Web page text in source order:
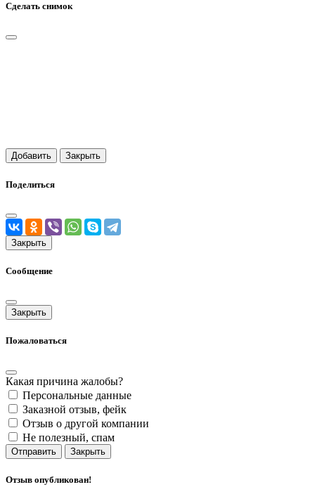
Сделать снимок
Добавить Закрыть
Поделиться
Закрыть
Сообщение
Закрыть
Пожаловаться
Какая причина жалобы?
Персональные данные
Заказной отзыв, фейк
Отзыв о другой компании
Не полезный, спам
Отправить Закрыть
Отзыв опубликован!